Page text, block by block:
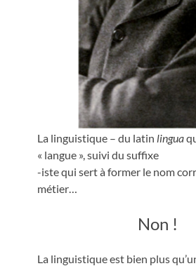
La linguistique – du latin lingua
« langue », suivi du suffixe
-iste qui sert à former le nom
métier…
Non !
La linguistique est bien plus